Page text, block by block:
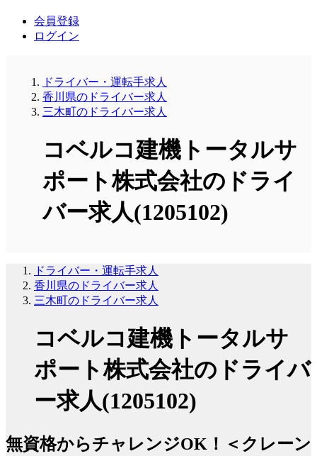
会員登録
ログイン
ドライバー・運転手求人
香川県のドライバー求人
三木町のドライバー求人
コベルコ建機トータルサ
ポート株式会社のドライ
バー求人(1205102)
ドライバー・運転手求人
香川県のドライバー求人
三木町のドライバー求人
コベルコ建機トータルサ
ポート株式会社のドライバ
ー求人(1205102)
無資格からチャレンジOK！＜クレーン